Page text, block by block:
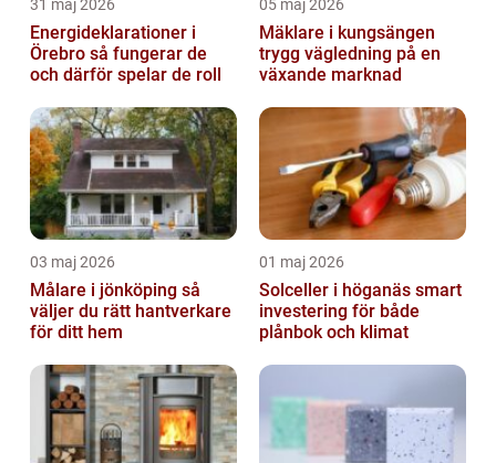
31 maj 2026
Energideklarationer i
Örebro så fungerar de
och därför spelar de roll
05 maj 2026
Mäklare i kungsängen
trygg vägledning på en
växande marknad
03 maj 2026
Målare i jönköping så
väljer du rätt hantverkare
för ditt hem
01 maj 2026
Solceller i höganäs smart
investering för både
plånbok och klimat